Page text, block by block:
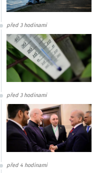
před 3 hodinami
před 3 hodinami
před 4 hodinami